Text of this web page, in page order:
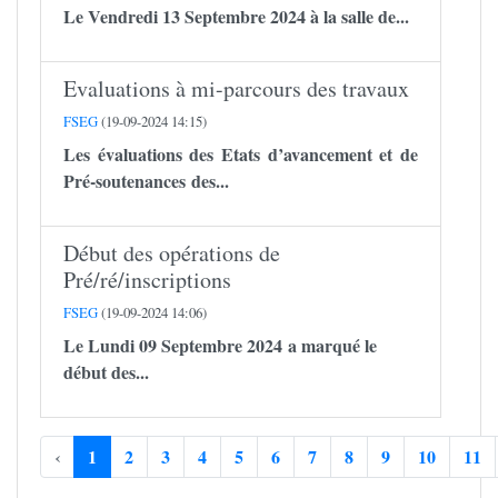
Le Vendredi 13 Septembre 2024 à la salle de...
Evaluations à mi-parcours des travaux
FSEG(19-09-2024 14:15)
Les évaluations des Etats d’avancement et de
Pré-soutenances des...
Début des opérations de
Pré/ré/inscriptions
FSEG(19-09-2024 14:06)
Le Lundi 09 Septembre 2024 a marqué le
début des...
‹ 1 2 3 4 5 6 7 8 9 10 11